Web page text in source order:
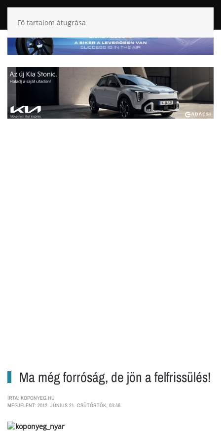
Fő tartalom átugrása
Ma még forróság, de jön a felfrissülés!
ÍRTA: KOPONYEG.HU
MEGJELENT: 2012. JÚNIUS 21. CSÜTÖRTÖK, 03:46